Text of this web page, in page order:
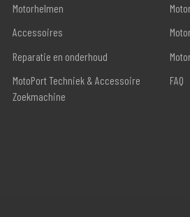
Motorhelmen
Accessoires
Reparatie en onderhoud
MotoPort Techniek & Accessoire
Zoekmachine
FAQ